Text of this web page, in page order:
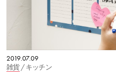
2019.07.09
雑貨/ キッチン